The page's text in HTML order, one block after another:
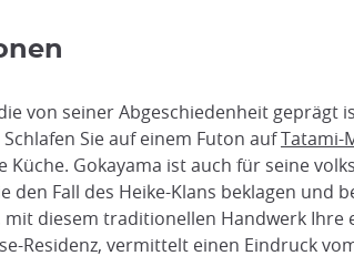
von seiner Abgeschiedenheit geprägt
Sie auf einem Futon aufTatami-
Gokayama ist auch für seine
Fall des Heike-Klans beklagen und
diesem traditionellen Handwerk
Residenz, vermittelt einen Eindruck